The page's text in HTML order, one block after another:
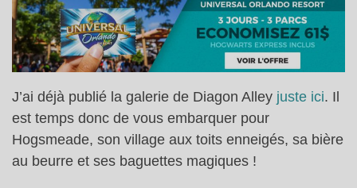
J’ai déjà publié la galerie de Diagon Alley juste ici. Il
est temps donc de vous embarquer pour
Hogsmeade, son village aux toits enneigés, sa bière
au beurre et ses baguettes magiques !